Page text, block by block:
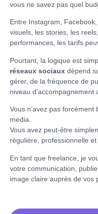
vous ne savez pas quel
Entre Instagram,
visuels, les stories, les
performances, les tarifs
Pourtant, la logique est
réseaux sociaux dépend
gérer, de la fréquence de
niveau d’accompagnement
Vous n’avez pas forcément
media.
Vous avez peut-être
régulière, professionnelle
En tant que freelance, je
votre communication,
image claire auprès de vos